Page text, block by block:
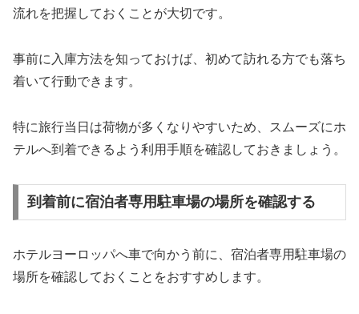
流れを把握しておくことが大切です。
事前に入庫方法を知っておけば、初めて訪れる方でも落ち
着いて行動できます。
特に旅行当日は荷物が多くなりやすいため、スムーズにホ
テルへ到着できるよう利用手順を確認しておきましょう。
到着前に宿泊者専用駐車場の場所を確認する
ホテルヨーロッパへ車で向かう前に、宿泊者専用駐車場の
場所を確認しておくことをおすすめします。